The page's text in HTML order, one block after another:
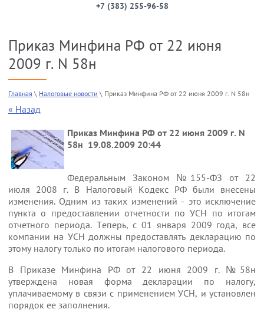
+7 (383) 255-96-58
Консалтинговые услуги Юрлицам Физлицам
Цены Налоговые новости Напишите нам
Контакты О Компании
Приказ Минфина РФ от 22 июня
2009 г. N 58н
Главная \ Налоговые новости \ Приказ Минфина РФ от 22 июня 2009 г. N 58н
« Назад
Приказ Минфина РФ от 22 июня 2009 г. N
58н 19.08.2009 20:44
Федеральным Законом №155-ФЗ от 22
июля 2008 г. В Налоговый Кодекс РФ были внесены
изменения. Одним из таких изменений - это исключение
пункта о предоставлении отчетности по УСН по итогам
отчетного периода. Теперь, с 01 января 2009 года, все
компании на УСН должны предоставлять декларацию по
этому налогу только по итогам налогового периода.
В Приказе Минфина РФ от 22 июня 2009 г. №58н
утверждена новая форма декларации по налогу,
уплачиваемому в связи с применением УСН, и установлен
порядок ее заполнения.